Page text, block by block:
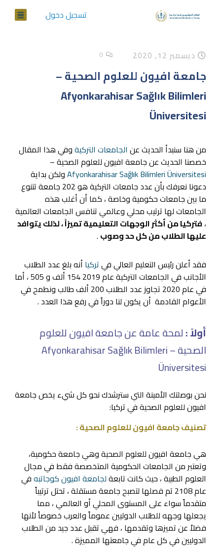
تسجيل دخول
ديسمبر 12, 2020 0
جامعة افيون للعلوم الصحية –
Afyonkarahisar Sağlık Bilimleri
Üniversitesi
من هنا سنبدأ الحديث عن الجامعات التركيةوفي هذا المقال
خصصنا الحديث عن جامعة افيون للعلوم الصحية –
Afyonkarahisar Sağlık Bilimleri Üniversitesiولكن بداية
دعونا نعرفك بأن عدد جامعات التركية هو 202 جامعة تتنوع
ما بين جامعات حكومية وخاصة ، كما أن أغلب هذه
الجامعات لها ترتيب محلي وعالمي تنافس الجامعات العالمية
، فتركيا من أكثر الوجهات التعليمية تميزاً ، لذلك يتوافد
عليها الطلاب من كل حد وصوب .
فقد أعلن رئيس التعليم العالي فيتركيا أنه بلغ عدد الطلاب
الأجانب في الجامعات التركية عام 2019 154 ألف و 505 ، أما
في عام 2020 تجاوز عدد الطلاب 200 ألف طالب ونطمح في
الأعوام القادمة أن يكون لنا دوراً في رفع هذا العدد .
أولاً :لمحة عامة عن جامعة افيون للعلوم
الصحية – Afyonkarahisar Sağlık Bilimleri
Üniversitesi
نحن بوصلتك الأمينة التي سترشدك نحو كل شيء يخص جامعة
افيون للعلوم الصحية في تركيا:
تصنيف جامعة افيون للعلوم الصحية :
هي جامعة افيون للعلوم الصحية وهي جامعة حكومية،
وتعتبر من الجامعات الحكومية المتخصصة فقط في مجال
العلوم الطبية ، حيث كانت تابعةلجامعة افيون كوجاتبهفي
عام 2108 تم فصلها لتصبح جامعة مستقلة ، تحتل ترتيباً
متقدماً سواء على المستوى المحلي أو العالمي ، مما
يجعلها وجهه للطلاب الدوليين عموماً والعرب خصوصاً لأنها
فضلاً عن تميزها وتقدمها ، فهي تقبل عدد جيد من الطلاب
الدوليين في كل عام في جامعتها المميزة .